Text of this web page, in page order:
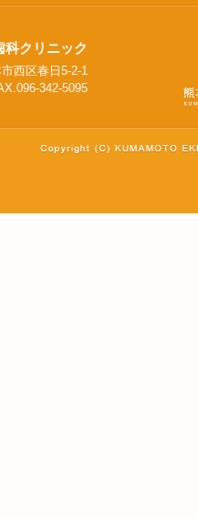
科クリニック
西区春日5-2-1
342-5095